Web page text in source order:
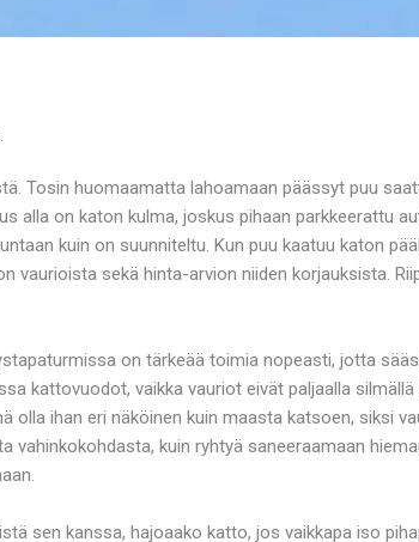
Tosin huomaamatta lahoamaan päässyt puu
alla on katon kulma, joskus pihaan parkkeerattu
kuin on suunniteltu. Kun puu kaatuu katon
vaurioista sekä hinta-arvion niiden korjauksista.
on tärkeää toimia nopeasti, jotta
kattovuodot, vaikka vauriot eivät paljaalla
olla ihan eri näköinen kuin maasta katsoen, siksi
vahinkokohdasta, kuin ryhtyä saneeraamaan
sen kanssa, hajoaako katto, jos vaikkapa iso